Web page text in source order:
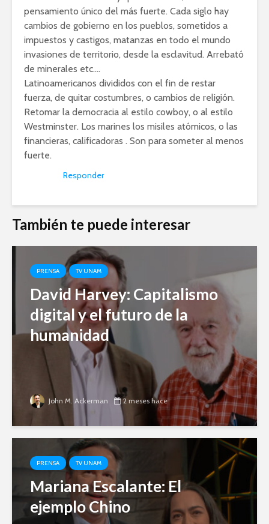
pensamiento único del más fuerte. Cada siglo hay
cambios de gobierno en los pueblos, sometidos a
impuestos y castigos, matanzas en todo el mundo
invasiones de territorio, desde la esclavitud. Arrebató
de minerales etc….
Latinoamericanos divididos con el fin de restar
fuerza, de quitar costumbres, o cambios de religión.
Retomar la democracia al estilo cowboy, o al estilo
Westminster. Los marines los misiles atómicos, o las
financieras, calificadoras . Son para someter al menos
fuerte.
Responder
También te puede interesar
PRENSA TV UNAM
David Harvey: Capitalismo
digital y el futuro de la
humanidad
John M. Ackerman 2 meses hace
PRENSA TV UNAM
Mariana Escalante: El
ejemplo Chino